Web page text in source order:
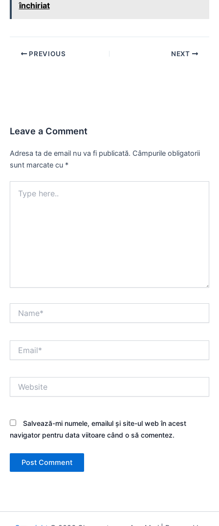
închiriat
Post PREVIOUS NEXT
Leave a Comment
Adresa ta de email nu va fi publicată. Câmpurile obligatorii
sunt marcate cu *
here..
Salvează-mi numele, emailul și site-ul web în acest
navigator pentru data viitoare când o să comentez.